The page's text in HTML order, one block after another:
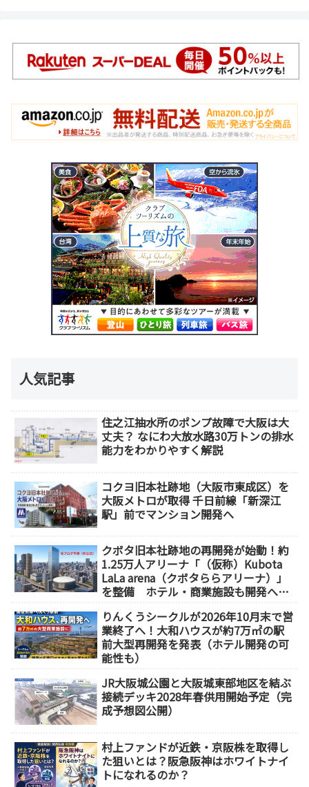
人気記事
住之江抽水所のポンプ故障で大阪は大
丈夫？ なにわ大放水路30万トンの排水
能力をわかりやすく解説
コクヨ旧本社跡地（大阪市東成区）を
大阪メトロが取得 千日前線「新深江
駅」前でマンション開発へ
クボタ旧本社跡地の再開発が始動！約
1.25万人アリーナ「（仮称）Kubota
LaLa arena（クボタららアリーナ）」
を整備 ホテル・商業施設も開発へ
りんくうシークルが2026年10月末で営
業終了へ！大和ハウスが約7万㎡の駅
前大型再開発を発表（ホテル開発の可
能性も）
JR大阪城公園と大阪城東部地区を結ぶ
接続デッキ2028年春供用開始予定（完
成予想図公開）
村上ファンドが近鉄・京阪株を取得し
た狙いとは？阪急阪神はホワイトナイ
トになれるのか？